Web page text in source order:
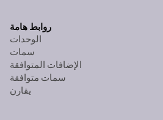
روابط هامة
الوحدات
سمات
الإضافات المتوافقة
سمات متوافقة
يقارن